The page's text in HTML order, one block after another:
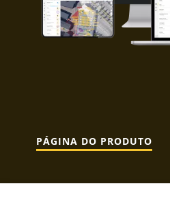
PÁGINA DO PRODUTO